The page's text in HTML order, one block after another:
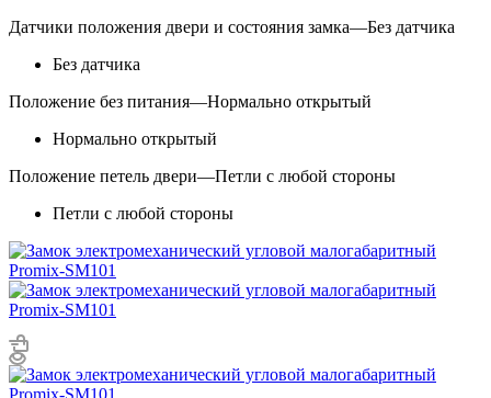
Датчики положения двери и состояния замка—Без датчика
Без датчика
Положение без питания—Нормально открытый
Нормально открытый
Положение петель двери—Петли с любой стороны
Петли с любой стороны